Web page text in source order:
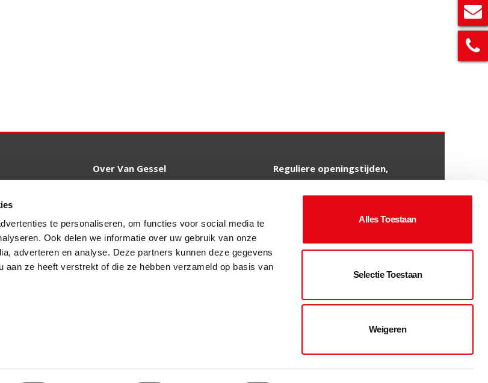
te personaliseren, om functies voor social media te
Ook delen we informatie over uw gebruik van onze
adverteren en analyse. Deze partners kunnen deze gegevens
aan ze heeft verstrekt of die ze hebben verzameld op basis van
Alles Toestaan
Selectie Toestaan
Weigeren
Over Van Gessel
VKG Voorwaarden
Werken bij
Contact
Reguliere openingstijden,
van 09:00 tot 12:00 uur en
van 13:00 tot 16:30 uur.
van 09.00 tot 13.00 uur.
We overleggen graag.
Kijk hier voor vakanties en
Die kunt uhier onlinemaken of doortelefonischcontact met ons op te nemen.